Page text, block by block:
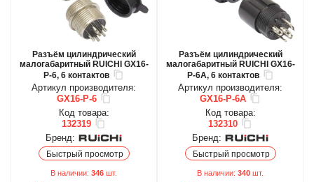
Разъём цилиндрический
малогабаритный RUICHI GX16-
P-6, 6 контактов
Артикул производителя:
GX16-P-6
Код товара:
132319
Бренд:
Быстрый просмотр
В наличии: 346 шт.
Разъём цилиндрический
малогабаритный RUICHI GX16-
P-6A, 6 контактов
Артикул производителя:
GX16-P-6A
Код товара:
132310
Бренд:
Быстрый просмотр
В наличии: 340 шт.